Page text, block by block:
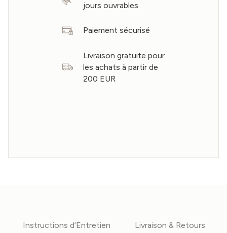
jours ouvrables
Paiement sécurisé
Livraison gratuite pour
les achats à partir de
200 EUR
Instructions d’Entretien Livraison & Retours